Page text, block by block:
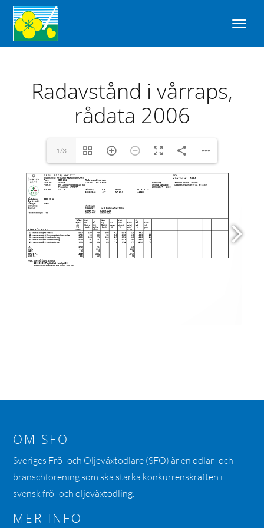
Radavstånd i vårraps,
rådata 2006
1/3
OM SFO
Sveriges Frö- och Oljeväxtodlare (SFO) är en odlar- och
branschförening som ska stärka konkurrenskraften i
svensk frö- och oljeväxtodling.
MER INFO